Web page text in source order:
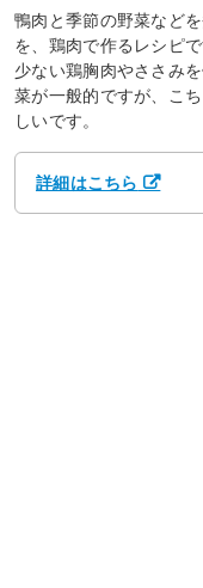
鴨肉と季節の野菜など
を、鶏肉で作るレシピ
少ない鶏胸肉やささみ
菜が一般的ですが、こ
しいです。
詳細はこちら